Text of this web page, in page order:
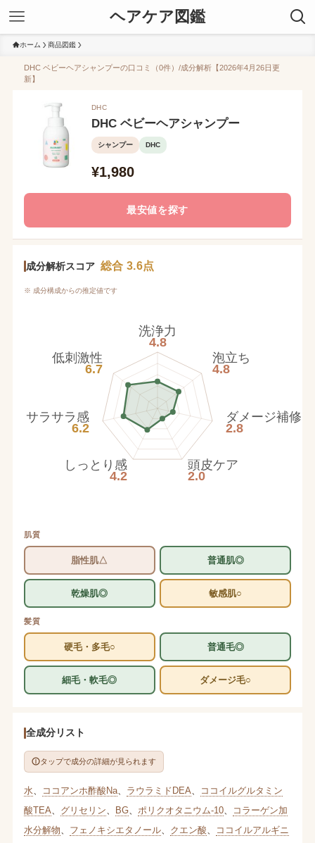
ヘアケア図鑑
ホーム 商品図鑑
DHC ベビーヘアシャンプーの口コミ（0件）/成分解析【2026年4月26日更
新】
DHC
DHC ベビーヘアシャンプー
シャンプー DHC
¥1,980
最安値を探す
成分解析スコア 総合 3.6点
※ 成分構成からの推定値です
洗浄力
4.8
泡立ち
4.8
ダメージ補修
2.8
頭皮ケア
2.0
しっとり感
4.2
サラサラ感
6.2
低刺激性
6.7
肌質
脂性肌△ 普通肌◎
乾燥肌◎ 敏感肌○
髪質
硬毛・多毛○ 普通毛◎
細毛・軟毛◎ ダメージ毛○
全成分リスト
タップで成分の詳細が見られます
水 ココアンホ酢酸Na、 ラウラミドDEA
ココイルグルタミン
酸TEA
グリセリン BG、 ポリクオタニウム-10、
コラーゲン加
水分解物
フェノキシエタノール、 クエン酸
ココイルアルギニ